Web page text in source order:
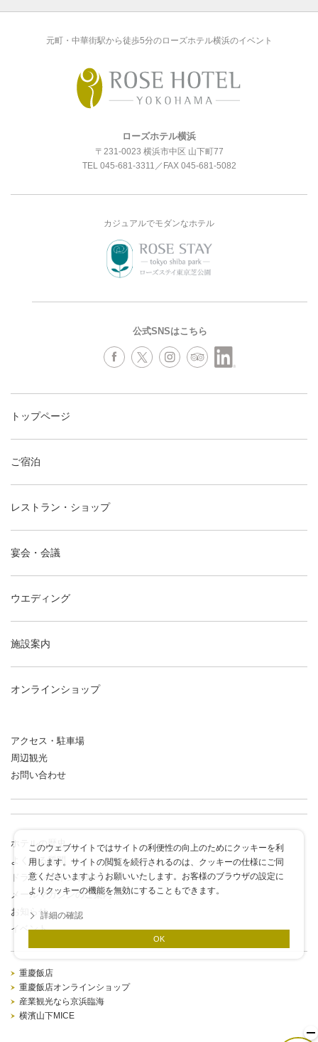
このウェブサイトではサイトの利便性の向上のためにクッキーを利
用します。サイトの閲覧を続行されるのは、クッキーの仕様にご同
意くださいますようお願いいたします。お客様のブラウザの設定に
よりクッキーの機能を無効にすることもできます。
詳細の確認
OK
元町・中華街駅から徒歩5分のローズホテル横浜のイベント
ローズホテル横浜
〒231-0023 横浜市中区 山下町77
TEL 045-681-3311 ／FAX 045-681-5082
カジュアルでモダンなホテル
公式SNSはこちら
トップページ
ご宿泊
レストラン・ショップ
宴会・会議
ウエディング
施設案内
オンラインショップ
アクセス・駐車場
周辺観光
お問い合わせ
ホテルの歴史
よくある質問
ドラゴンポイントカード
メールマガジンのご案内
お知らせ
イベント
重慶飯店
重慶飯店オンラインショップ
産業観光なら京浜臨海
横濱山下MICE